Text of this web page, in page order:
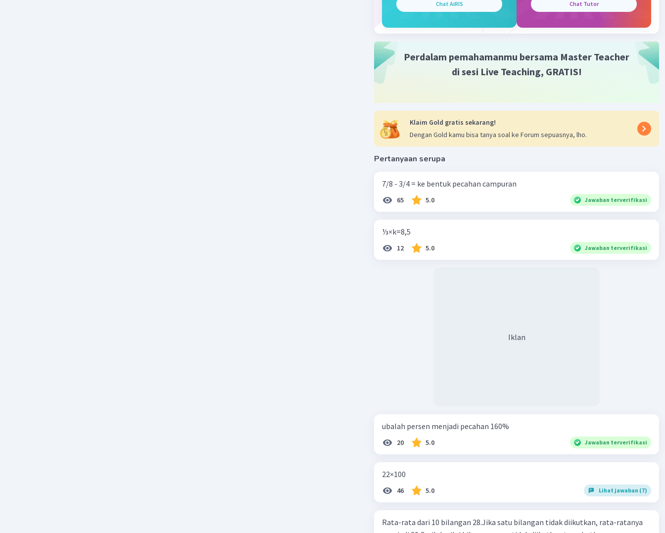
Chat AiRIS Chat Tutor
Perdalam pemahamanmu bersama Master Teacher
di sesi Live Teaching, GRATIS!
Klaim Gold gratis sekarang!
Dengan Gold kamu bisa tanya soal ke Forum sepuasnya, lho.
Pertanyaan serupa
7/8 - 3/4 = ke bentuk pecahan campuran
65 5.0 Jawaban terverifikasi
⅓×k=8,5
12 5.0 Jawaban terverifikasi
Iklan
ubalah persen menjadi pecahan 160%
20 5.0 Jawaban terverifikasi
22×100
46 5.0 Lihat jawaban (7)
Rata-rata dari 10 bilangan 28.Jika satu bilangan tidak diikutkan, rata-ratanya